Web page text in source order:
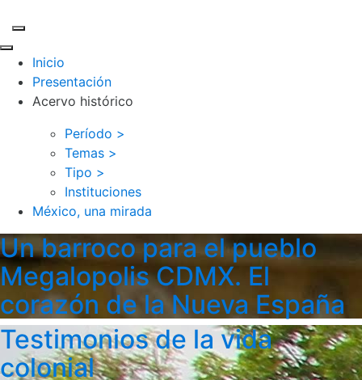
Inicio
Presentación
Acervo histórico
Período >
Temas >
Tipo >
Instituciones
México, una mirada
Un barroco para el pueblo
Megalopolis CDMX. El
corazón de la Nueva España
Testimonios de la vida
colonial